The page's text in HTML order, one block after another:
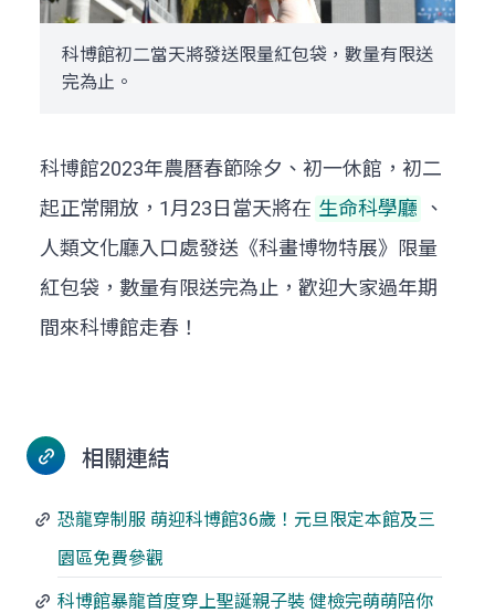
科博館初二當天將發送限量紅包袋，數量有限送
完為止。
科博館2023年農曆春節除夕、初一休館，初二
起正常開放，1月23日當天將在 生命科學廳
、
人類文化廳入口處發送《科畫博物特展》限量
紅包袋，數量有限送完為止，歡迎大家過年期
間來科博館走春！
相關連結
恐龍穿制服 萌迎科博館36歲！元旦限定本館及三
園區免費參觀
科博館暴龍首度穿上聖誕親子裝 健檢完萌萌陪你